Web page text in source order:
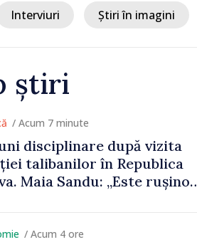
Interviuri Știri în imagini
știri
/ Acum 7 minute
disciplinare după vizita
talibanilor în Republica
Maia Sandu: „Este rușinos
/ Acum 4 ore